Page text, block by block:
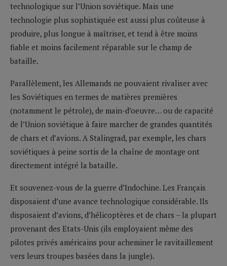
technologique sur l’Union soviétique. Mais une
technologie plus sophistiquée est aussi plus coûteuse à
produire, plus longue à maîtriser, et tend à être moins
fiable et moins facilement réparable sur le champ de
bataille.
Parallèlement, les Allemands ne pouvaient rivaliser avec
les Soviétiques en termes de matières premières
(notamment le pétrole), de main-d’oeuvre… ou de capacité
de l’Union soviétique à faire marcher de grandes quantités
de chars et d’avions. A Stalingrad, par exemple, les chars
soviétiques à peine sortis de la chaîne de montage ont
directement intégré la bataille.
Et souvenez-vous de la guerre d’Indochine. Les Français
disposaient d’une avance technologique considérable. Ils
disposaient d’avions, d’hélicoptères et de chars – la plupart
provenant des Etats-Unis (ils employaient même des
pilotes privés américains pour acheminer le ravitaillement
vers leurs troupes basées dans la jungle).